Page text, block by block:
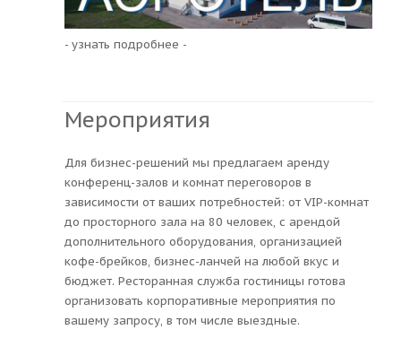
- узнать подробнее -
Мероприятия
Для бизнес-решений мы предлагаем аренду
конференц-залов и комнат переговоров в
зависимости от ваших потребностей: от VIP-комнат
до просторного зала на 80 человек, с арендой
дополнительного оборудования, организацией
кофе-брейков, бизнес-ланчей на любой вкус и
бюджет. Ресторанная служба гостиницы готова
организовать корпоративные мероприятия по
вашему запросу, в том числе выездные.